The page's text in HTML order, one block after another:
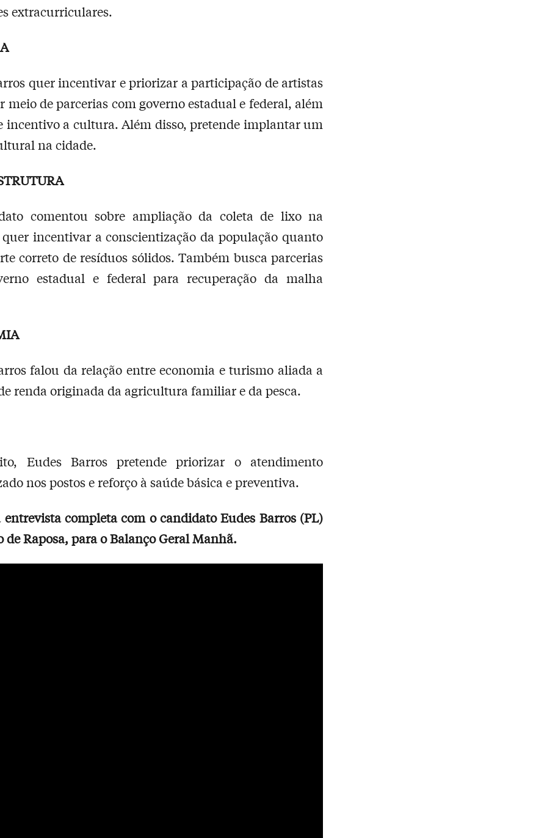
extracurriculares.
quer incentivar e priorizar a participação de artistas
meio de parcerias com governo estadual e federal, além
incentivo a cultura. Além disso, pretende implantar um
na cidade.
comentou sobre ampliação da coleta de lixo na
incentivar a conscientização da população quanto
correto de resíduos sólidos. Também busca parcerias
estadual e federal para recuperação da malha
falou da relação entre economia e turismo aliada a
renda originada da agricultura familiar e da pesca.
Eudes Barros pretende priorizar o atendimento
nos postos e reforço à saúde básica e preventiva.
entrevista completa com o candidatoEudes Barros (PL)
de Raposa, para o Balanço Geral Manhã.